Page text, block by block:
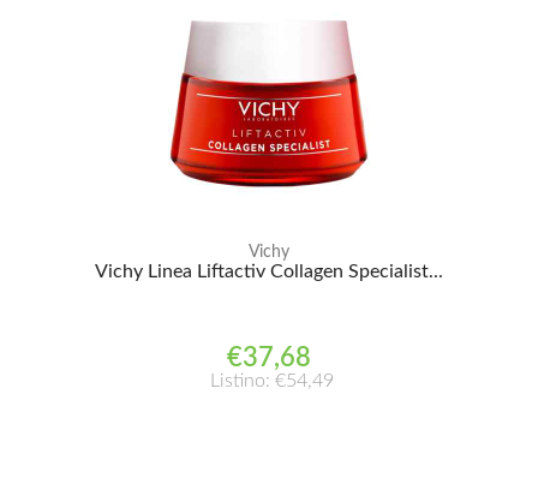
Vichy
Vichy Linea Liftactiv Collagen Specialist...
€37,68
Listino: €54,49